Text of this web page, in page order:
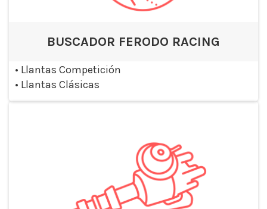
BUSCADOR FERODO RACING
• Llantas Competición
• Llantas Clásicas